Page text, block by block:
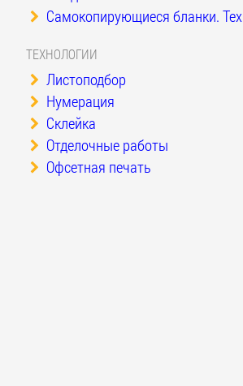
Самокопирующиеся бланки.
ТЕХНОЛОГИИ
Листоподбор
Нумерация
Склейка
Отделочные работы
Офсетная печать